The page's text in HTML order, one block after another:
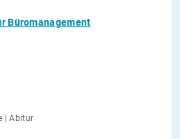
Büromanagement
| Abitur